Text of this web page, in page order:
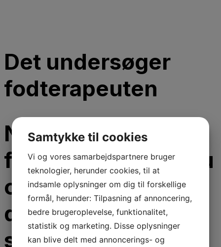
Det undersøger
fodterapeuten
Når du kommer til
fodterapeut, kan du
opleve, at de stiller
dig forskellige
spørgsmål. Her får
Samtykke til cookies
Vi og vores samarbejdspartnere bruger
teknologier, herunder cookies, til at
indsamle oplysninger om dig til forskellige
formål, herunder: Tilpasning af annoncering,
bedre brugeroplevelse, funktionalitet,
statistik og marketing. Disse oplysninger
kan blive delt med annoncerings- og